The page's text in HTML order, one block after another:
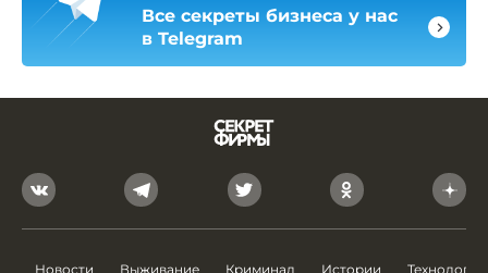
Все секреты бизнеса у нас
в Telegram
Новости Выживание Криминал Истории Технологии